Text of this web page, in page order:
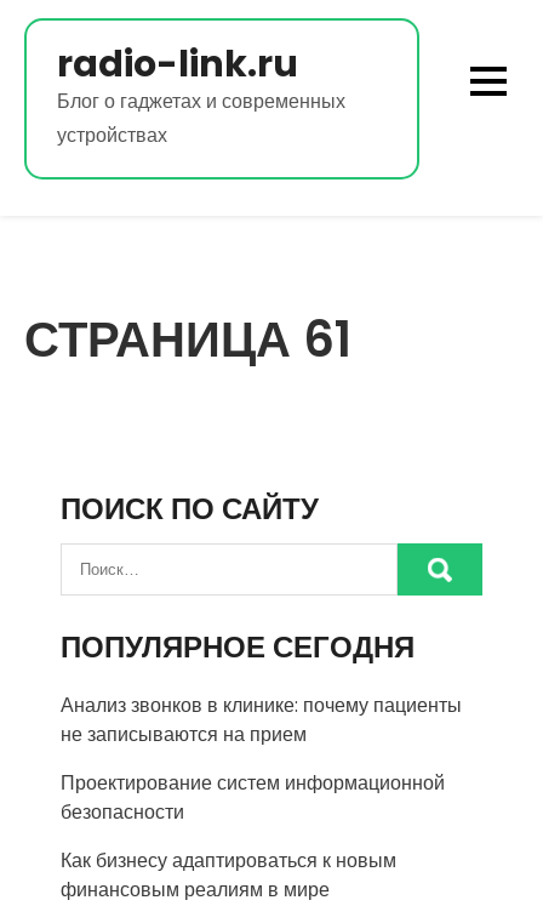
Перейти
содержимомуradio-link.ru
Блог о гаджетах и современных
устройствах
СТРАНИЦА 61
ПОИСК ПО САЙТУ
ПОПУЛЯРНОЕ СЕГОДНЯ
Анализ звонков в клинике: почему пациенты
не записываются на прием
Проектирование систем информационной
безопасности
Как бизнесу адаптироваться к новым
финансовым реалиям в мире